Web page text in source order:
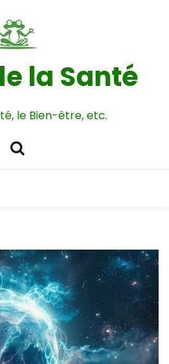
la Santé
le Bien-être, etc.